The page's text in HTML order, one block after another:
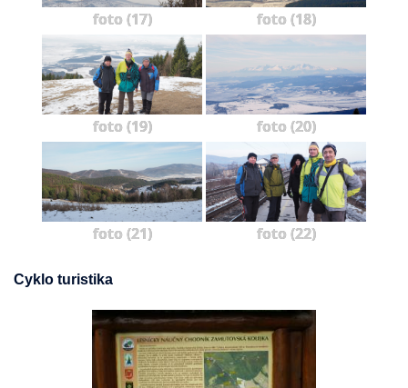
foto (17) foto (18)
foto (19) foto (20)
foto (21) foto (22)
Cyklo turistika